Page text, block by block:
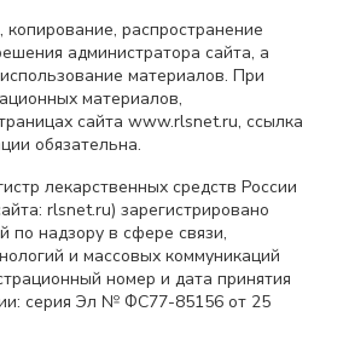
распространение
администратора сайта, а
материалов. При
материалов,
сайта www.rlsnet.ru, ссылка
обязательна.
лекарственных средств России
rlsnet.ru) зарегистрировано
по надзору в сфере связи,
и массовых коммуникаций
номер и дата принятия
серия Эл № ФС77-85156 от 25